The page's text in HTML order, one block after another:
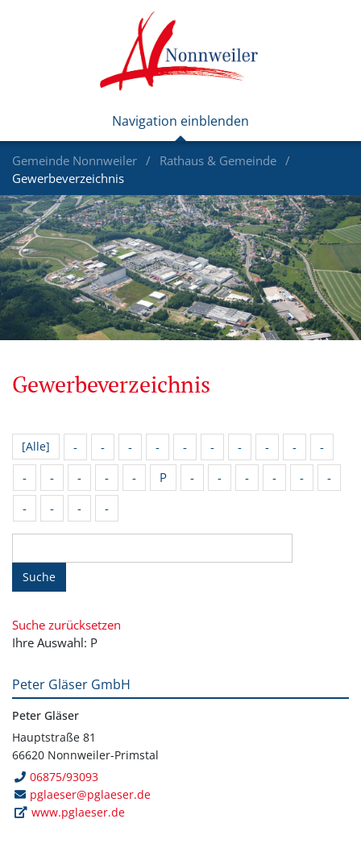
Gemeinde Nonnweiler
Rathaus & Gemeinde
Gewerbeverzeichnis
Gewerbeverzeichnis
[Alle] - - - - - - - - -
-
-
- - - - P - - - - -
-
-
- - -
Suche
Suche zurücksetzen
Ihre Auswahl: P
Peter Gläser GmbH
Peter Gläser
Hauptstraße 81
66620 Nonnweiler-Primstal
06875/93093
pglaeser@pglaeser.de
www.pglaeser.de